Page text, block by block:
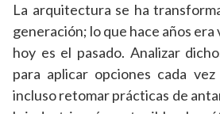
La arquitectura se ha
generación; lo que hace años
hoy es el pasado. Analizar
para aplicar opciones cada
incluso retomar prácticas de